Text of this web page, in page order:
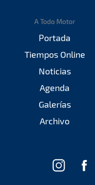
A Todo Motor
Portada
Tiempos Online
Noticias
Agenda
Galerías
Archivo